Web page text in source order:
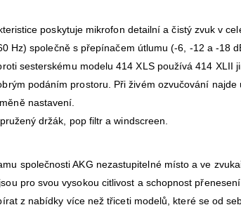
poskytuje mikrofon detailní a čistý zvuk v
Hz) společně s přepínačem útlumu (-6, -12 a -18
sesterskému modelu 414 XLS používá 414 XLII
podáním prostoru. Při živém ozvučování
nastavení.
držák, pop filtr a windscreen.
společnosti AKG nezastupitelné místo a ve
pro svou vysokou citlivost a schopnost
z nabídky více než třiceti modelů, které se od